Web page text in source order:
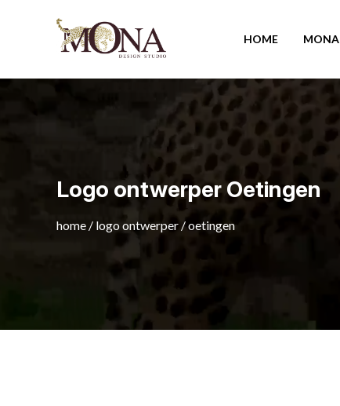
HOME MONA
Logo ontwerper Oetingen
home / logo ontwerper /oetingen